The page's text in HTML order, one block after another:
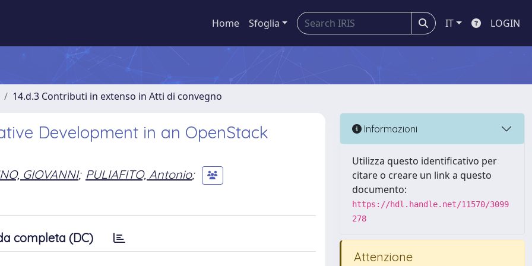
Home Sfoglia IT LOGIN
14.d.3 Contributi in extenso in Atti di convegno
Development in an OpenStack
GIOVANNI; PULIAFITO, Antonio;
completa (DC)
Informazioni
Utilizza questo identificativo per
citare o creare un link a questo
documento:
https://hdl.handle.net/11570/3099
278
Attenzione